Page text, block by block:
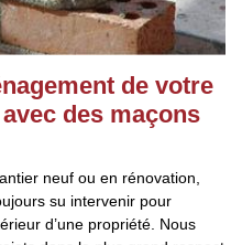
de votre
des maçons
neuf ou en rénovation,
su intervenir pour
d’une propriété. Nous